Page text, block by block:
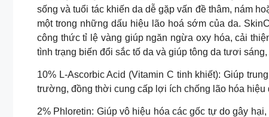
sống và tuổi tác khiến da dễ gặp vấn đề thâm, nám
một trong những dấu hiệu lão hoá sớm của da.
công thức tỉ lệ vàng giúp ngăn ngừa oxy hóa, cải
tình trạng biến đổi sắc tố da và giúp tông da tươi
10% L-Ascorbic Acid (Vitamin C tinh khiết): Giúp
trường, đồng thời cung cấp lợi ích chống lão hóa hiệu
2% Phloretin: Giúp vô hiệu hóa các gốc tự do gây